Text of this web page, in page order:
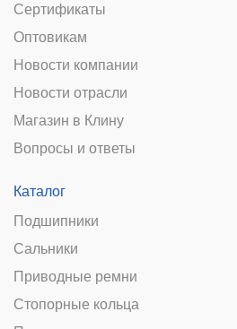
Сертификаты
Оптовикам
Новости компании
Новости отрасли
Магазин в Клину
Вопросы и ответы
Каталог
Подшипники
Сальники
Приводные ремни
Стопорные кольца